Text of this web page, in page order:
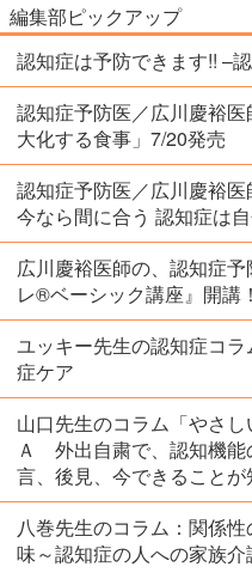
編集部ピックアップ
認知症は予防できます!! –
認知症予防医／広川慶裕
大化する食事」7/20発売
認知症予防医／広川慶裕医
今なら間に合う 認知症は自
広川慶裕医師の、認知症
レ®️ベーシック講座』開講！
ユッキー先生の認知症コ
症ケア
山口先生のコラム「やさ
Ａ 外出自粛で、認知機能
言、後見、今できることが
八巻先生のコラム：関係
味～認知症の人への家族介